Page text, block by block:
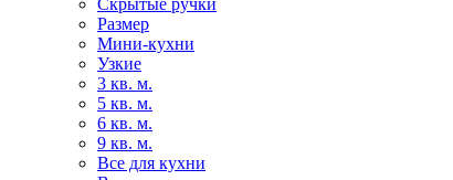
Размер
Мини-кухни
Узкие
3 кв. м.
5 кв. м.
6 кв. м.
9 кв. м.
Все для кухни